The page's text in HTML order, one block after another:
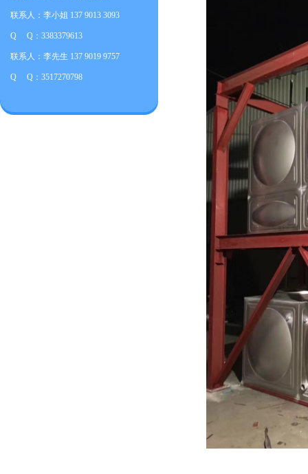
联系人：李小姐 137 9013 3093
Q Q：3383379613
联系人：李先生 137 9019 9757
Q Q：3517270798